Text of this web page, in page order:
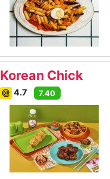
Korean Chick
4.7 7.40